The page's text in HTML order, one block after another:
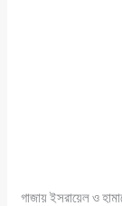
গাজায় ইসরায়েল ও